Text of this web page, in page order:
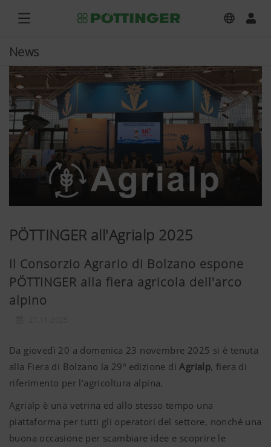
News
PÖTTINGER all'Agrialp 2025
Il Consorzio Agrario di Bolzano espone
PÖTTINGER alla fiera agricola dell'arco
alpino
Da giovedì 20 a domenica 23 novembre 2025 si è tenuta
alla Fiera di Bolzano la 29ª edizione diAgrialp, fiera di
riferimento per l'agricoltura alpina.
Agrialp è una vetrina ed allo stesso tempo una
piattaforma per tutti gli operatori del settore, nonché una
buona occasione per scambiare idee e scoprire le